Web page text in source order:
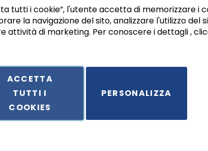
di Piemonte 199, cap. 80026 Casoria (NA) - C.F.
tutti i cookie”, l'utente accetta di memorizzare i
la navigazione del sito, analizzare l'utilizzo del
attività di marketing. Per conoscere i dettagli ,
ACCETTA
TUTTI I
COOKIES
PERSONALIZZA